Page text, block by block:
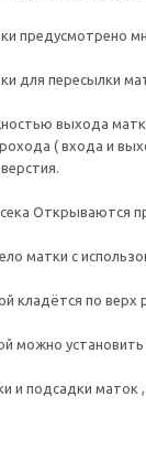
предусмотрено
для пересылки
выхода
( входа и
Открываются
матки с
кладётся по верх
можно
и подсадки